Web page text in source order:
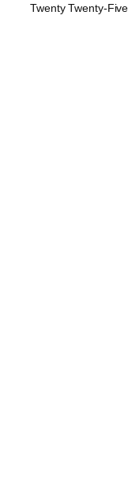
Twenty Twenty-Five